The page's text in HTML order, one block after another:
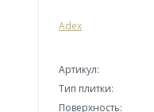
Adex
Артикул:
Тип плитки:
Поверхность: